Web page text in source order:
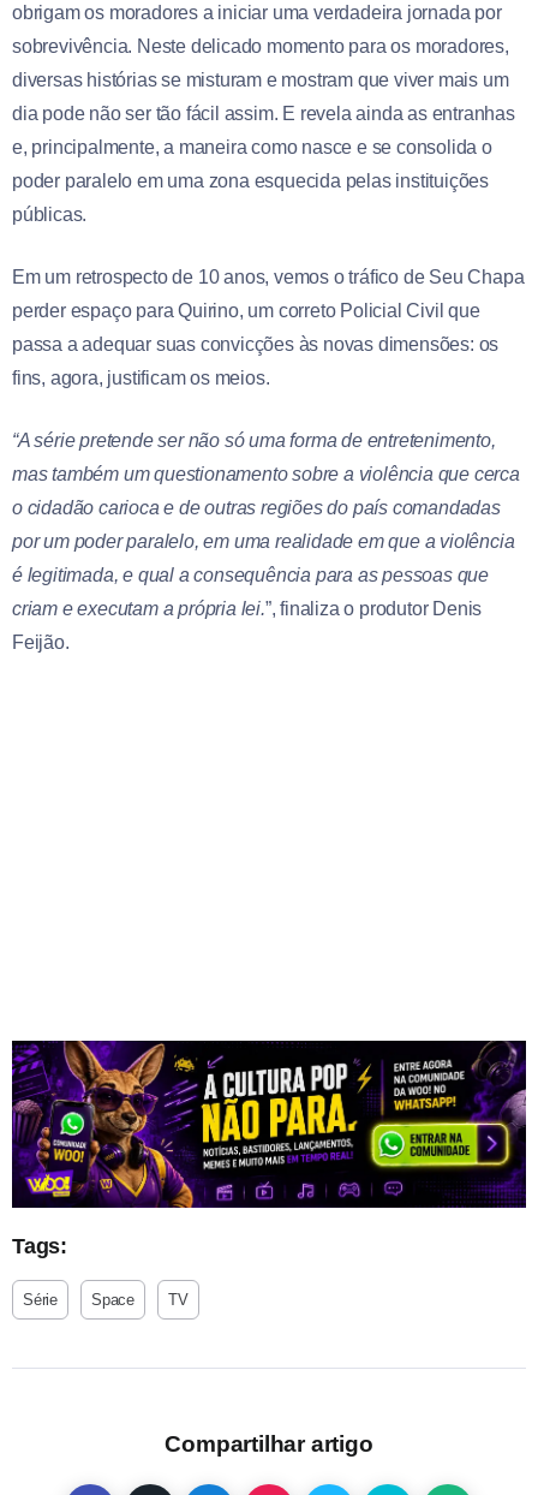
obrigam os moradores a iniciar uma verdadeira jornada por
sobrevivência. Neste delicado momento para os moradores,
diversas histórias se misturam e mostram que viver mais um
dia pode não ser tão fácil assim. E revela ainda as entranhas
e, principalmente, a maneira como nasce e se consolida o
poder paralelo em uma zona esquecida pelas instituições
públicas.
Em um retrospecto de 10 anos, vemos o tráfico de Seu Chapa
perder espaço para Quirino, um correto Policial Civil que
passa a adequar suas convicções às novas dimensões: os
fins, agora, justificam os meios.
“A série pretende ser não só uma forma de entretenimento,
mas também um questionamento sobre a violência que cerca
o cidadão carioca e de outras regiões do país comandadas
por um poder paralelo, em uma realidade em que a violência
é legitimada, e qual a consequência para as pessoas que
criam e executam a própria lei.”, finaliza o produtor Denis
Feijão.
Tags:
Série Space TV
Compartilhar artigo